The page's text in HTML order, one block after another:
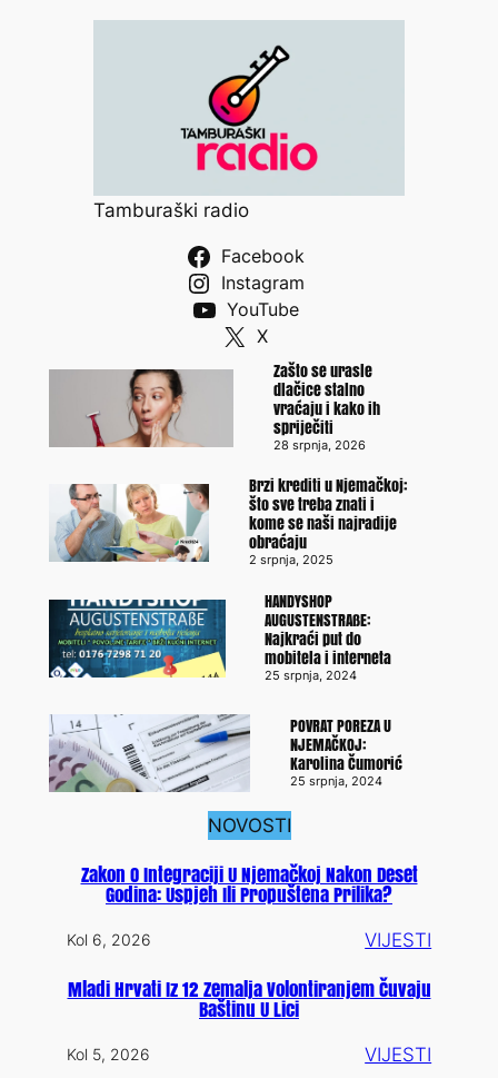
Tamburaški radio
Facebook
Instagram
YouTube
X
Zašto se urasle
dlačice stalno
vraćaju i kako ih
spriječiti
28 srpnja, 2026
Brzi krediti u Njemačkoj:
što sve treba znati i
kome se naši najradije
obraćaju
2 srpnja, 2025
HANDYSHOP
AUGUSTENSTRAßE:
Najkraći put do
mobitela i interneta
25 srpnja, 2024
POVRAT POREZA U
NJEMAČKOJ:
Karolina Čumorić
25 srpnja, 2024
NOVOSTI
Zakon O Integraciji U Njemačkoj Nakon Deset
Godina: Uspjeh Ili Propuštena Prilika?
Kol 6, 2026 VIJESTI
Mladi Hrvati Iz 12 Zemalja Volontiranjem Čuvaju
Baštinu U Lici
Kol 5, 2026 VIJESTI